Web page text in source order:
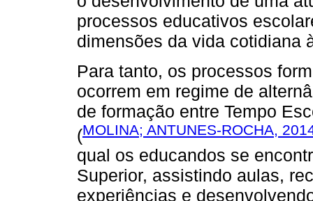
processos educativos
dimensões da vida cotidiana
Para tanto, os processos
ocorrem em regime de
de formação entre Tempo
(MOLINA; ANTUNES-ROCHA,
qual os educandos se
Superior, assistindo aulas,
experiências e